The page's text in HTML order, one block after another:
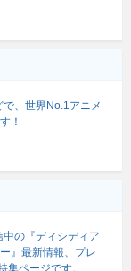
、世界No.1アニメ
！
の『ディシディア
』最新情報、プレ
集ページです。